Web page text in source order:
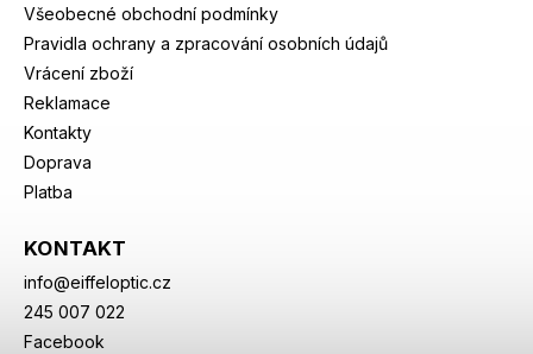
Všeobecné obchodní podmínky
Pravidla ochrany a zpracování osobních údajů
Vrácení zboží
Reklamace
Kontakty
Doprava
Platba
KONTAKT
info@eiffeloptic.cz
245 007 022
Facebook